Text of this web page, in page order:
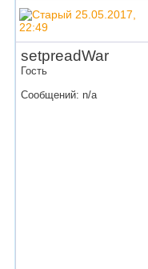
25.05.2017,
22:49
setpreadWar
Гость
Сообщений: n/a